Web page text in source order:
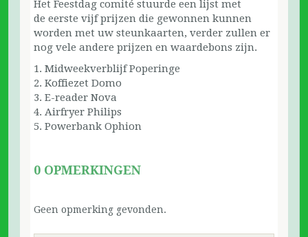
Het Feestdag comité stuurde een lijst met
de eerste vijf prijzen die gewonnen kunnen
worden met uw steunkaarten, verder zullen er
nog vele andere prijzen en waardebons zijn.
1. Midweekverblijf Poperinge
2. Koffiezet Domo
3. E-reader Nova
4. Airfryer Philips
5. Powerbank Ophion
0 OPMERKINGEN
Geen opmerking gevonden.